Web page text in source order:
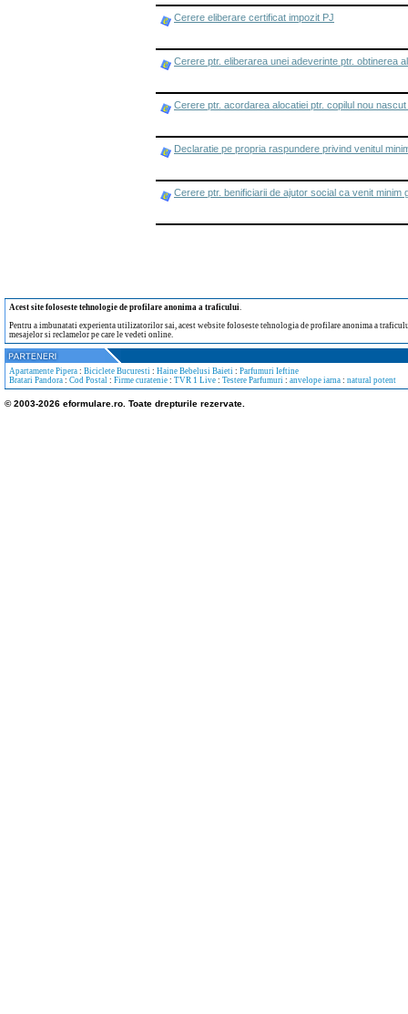
Cerere eliberare certificat impozit PJ
Cerere ptr. eliberarea unei adeverinte ptr. obtinerea
Cerere ptr. acordarea alocatiei ptr. copilul nou
Declaratie pe propria raspundere privind venitul
Cerere ptr. benificiarii de ajutor social ca venit
Acest site foloseste tehnologie de profilare anonima a traficului.
Pentru a imbunatati experienta utilizatorilor sai, acest website foloseste tehnologia de profilare anonima a
mesajelor si reclamelor pe care le vedeti online.
Apartamente Pipera : Biciclete Bucuresti : Haine Bebelusi Baieti : Parfumuri Ieftine
Bratari Pandora : Cod Postal : Firme curatenie : TVR 1 Live : Testere Parfumuri : anvelope iarna : natural potent
© 2003-2026 eformulare.ro. Toate drepturile rezervate.